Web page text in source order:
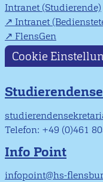
Intranet (Studierende)
Intranet
FlensGen
Cookie
Telefon: +49 (0)461
Info Point
infopoint@hs-